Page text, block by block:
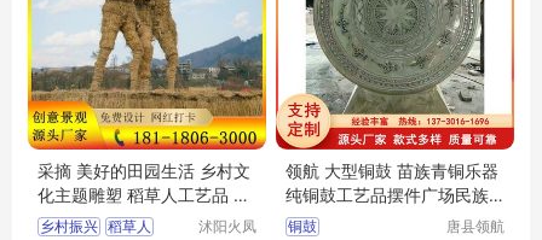
采摘 美好的田园生活 乡村文
化主题雕塑 稻草人工艺品 亲
子乐园
乡村振兴 稻草人
沭阳火凤
领航 大型铜鼓 苗族青铜乐器
纯铜鼓工艺品摆件广场民族
鼓雕塑定制
铜鼓
唐县领航